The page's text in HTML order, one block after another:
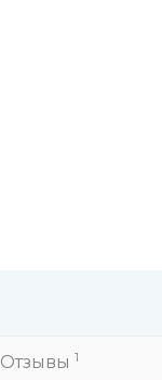
Отзывы 1